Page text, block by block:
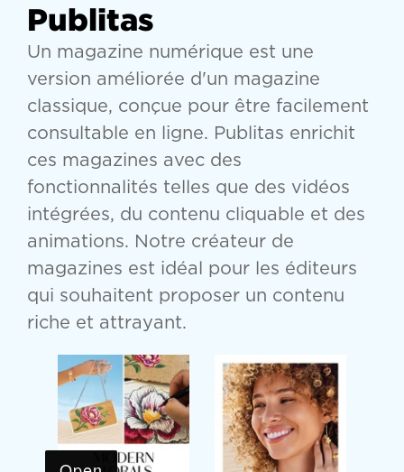
Publitas
Un magazine numérique est une
version améliorée d'un magazine
classique, conçue pour être facilement
consultable en ligne. Publitas enrichit
ces magazines avec des
fonctionnalités telles que des vidéos
intégrées, du contenu cliquable et des
animations. Notre créateur de
magazines est idéal pour les éditeurs
qui souhaitent proposer un contenu
riche et attrayant.